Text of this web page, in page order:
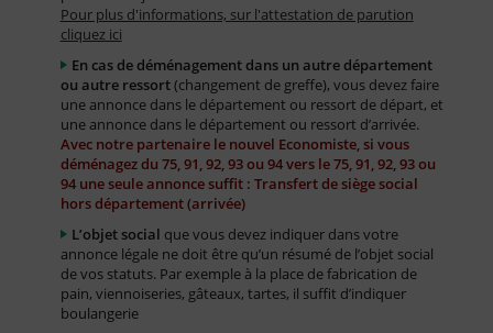
Pour plus d'informations, sur l'attestation de parution
cliquez ici
En cas de déménagement dans un autre département
ou autre ressort(changement de greffe), vous devez faire
une annonce dans le département ou ressort de départ, et
une annonce dans le département ou ressort d’arrivée.
Avec notre partenaire le nouvel Economiste, si vous
déménagez du 75, 91, 92, 93 ou 94 vers le 75, 91, 92, 93 ou
94 une seule annonce suffit : Transfert de siège social
hors département (arrivée)
L’objet social que vous devez indiquer dans votre
annonce légale ne doit être qu’un résumé de l’objet social
de vos statuts. Par exemple à la place de fabrication de
pain, viennoiseries, gâteaux, tartes, il suffit d’indiquer
boulangerie